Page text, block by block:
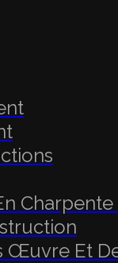
Œuvre Et